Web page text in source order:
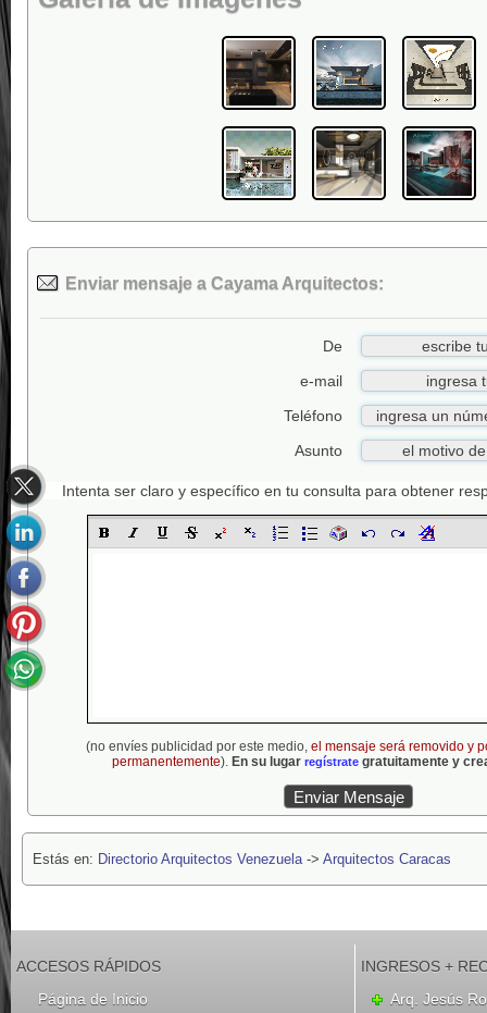
Enviar mensaje a Cayama Arquitectos:
De
e-mail
Teléfono
Asunto
Intenta ser claro y específico en tu consulta para obtener
(no envíes publicidad por este medio, el mensaje será removido y
permanentemente). En su lugar regístrategratuitamente y
Estás en: Directorio Arquitectos Venezuela-> Arquitectos Caracas
ACCESOS RÁPIDOS
Página de Inicio
INGRESOS +
Arq. Jesús